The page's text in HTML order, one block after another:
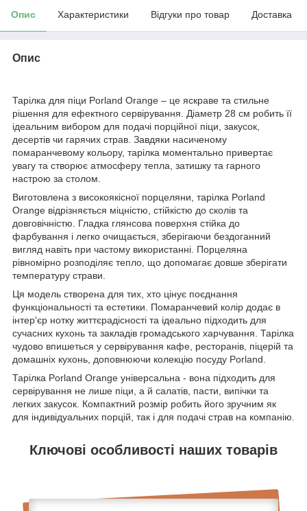
Опис Характеристики Відгуки про товар Доставка
Опис
Тарілка для піци Porland Orange – це яскраве та стильне
рішення для ефектного сервірування. Діаметр 28 см робить її
ідеальним вибором для подачі порційної піци, закусок,
десертів чи гарячих страв. Завдяки насиченому
помаранчевому кольору, тарілка моментально привертає
увагу та створює атмосферу тепла, затишку та гарного
настрою за столом.
Виготовлена ​​з високоякісної порцеляни, тарілка Porland
Orange відрізняється міцністю, стійкістю до сколів та
довговічністю. Гладка глянсова поверхня стійка до
фарбування і легко очищається, зберігаючи бездоганний
вигляд навіть при частому використанні. Порцеляна
рівномірно розподіляє тепло, що допомагає довше зберігати
температуру страви.
Ця модель створена для тих, хто цінує поєднання
функціональності та естетики. Помаранчевий колір додає в
інтер'єр нотку життєрадісності та ідеально підходить для
сучасних кухонь та закладів громадського харчування. Тарілка
чудово впишеться у сервірування кафе, ресторанів, піцерій та
домашніх кухонь, доповнюючи колекцію посуду Porland.
Тарілка Porland Orange універсальна - вона підходить для
сервірування не лише піци, а й салатів, пасти, випічки та
легких закусок. Компактний розмір робить його зручним як
для індивідуальних порцій, так і для подачі страв на компанію.
Ключові особливості наших товарів